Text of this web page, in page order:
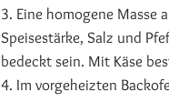
3. Eine homogene Masse
Speisestärke, Salz und
bedeckt sein. Mit Käse
4. Im vorgeheizten